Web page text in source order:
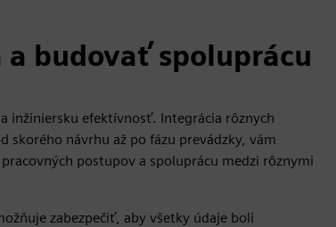
budovať spoluprácu
inžiniersku efektívnosť. Integrácia rôznych
skorého návrhu až po fázu prevádzky, vám
postupov a spoluprácu medzi rôznymi
zabezpečiť, aby všetky údaje boli